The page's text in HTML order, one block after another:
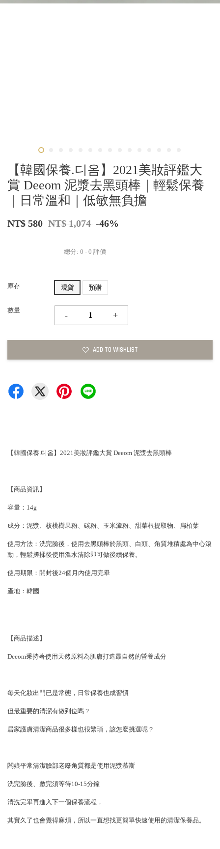
【韓國保養.디옴】2021美妝評鑑大
賞 Deeom 泥漿去黑頭棒｜輕鬆保養
｜日常溫和｜低敏無負擔
NT$ 580 NT$ 1,074 -46%
總分: 0 - 0 評價
庫存 現貨 預購
數量
- +
ADD TO WISHLIST
【韓國保養.디옴】2021美妝評鑑大賞 Deeom 泥漿去黑頭棒
【商品資訊】
容量：14g
成分：泥漿、核桃樹果粉、碳粉、玉米澱粉、甜菜根提取物、扁柏葉
使用方法：洗完臉後，使用去黑頭棒於黑頭、白頭、角質堆積處為中心滾
動，輕鬆搓揉後使用溫水清除即可做後續保養。
使用期限：開封後24個月內使用完畢
產地：韓國
【商品描述】
Deeom秉持著使用天然原料為肌膚打造最自然的營養成分
每天化妝出門已是常態，日常保養也成習慣
但最重要的清潔有做到位嗎？
居家護膚清潔商品很多樣也很繁瑣，該怎麼挑選呢？
闆娘平常清潔臉部老廢角質都是使用泥漿慕斯
洗完臉後、敷完須等待10-15分鐘
清洗完畢再進入下一個保養流程，
其實久了也會覺得麻煩，所以一直想找更簡單快速使用的清潔保養品。